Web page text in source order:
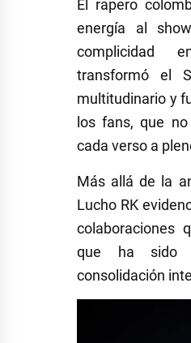
El rapero
energía al
complicidad
transformó el
multitudinario y
los fans, que
cada verso a
Más allá de la
Lucho RK
colaboraciones
que ha sido
consolidación